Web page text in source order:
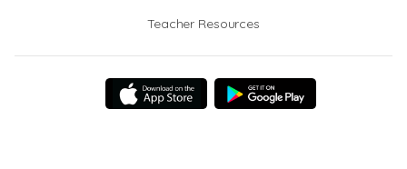
Teacher Resources